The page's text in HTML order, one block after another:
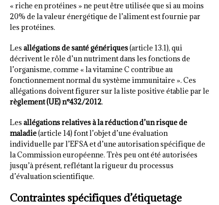
« riche en protéines » ne peut être utilisée que si au moins
20% de la valeur énergétique de l’aliment est fournie par
les protéines.
Les allégations de santé génériques(article 13.1), qui
décrivent le rôle d’un nutriment dans les fonctions de
l’organisme, comme « la vitamine C contribue au
fonctionnement normal du système immunitaire ». Ces
allégations doivent figurer sur la liste positive établie par le
règlement (UE) n°432/2012.
Les allégations relatives à la réduction d’un risque de
maladie(article 14) font l’objet d’une évaluation
individuelle par l’EFSA et d’une autorisation spécifique de
la Commission européenne. Très peu ont été autorisées
jusqu’à présent, reflétant la rigueur du processus
d’évaluation scientifique.
Contraintes spécifiques d’étiquetage